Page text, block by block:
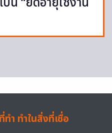
ำ ทำในสิ่งที่เชื่อ